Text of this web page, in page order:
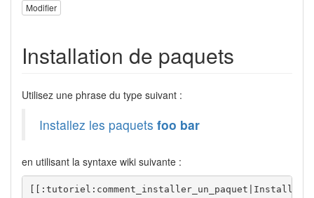
Modifier
Installation de paquets
Utilisez une phrase du type suivant :
Installez les paquets foo bar
en utilisant la syntaxe wiki suivante :